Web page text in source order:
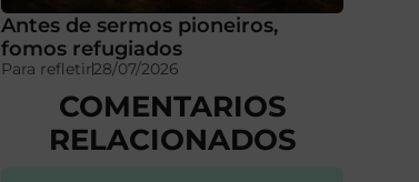
Antes de sermos pioneiros,
fomos refugiados
Para refletir28/07/2026
COMENTARIOS
RELACIONADOS